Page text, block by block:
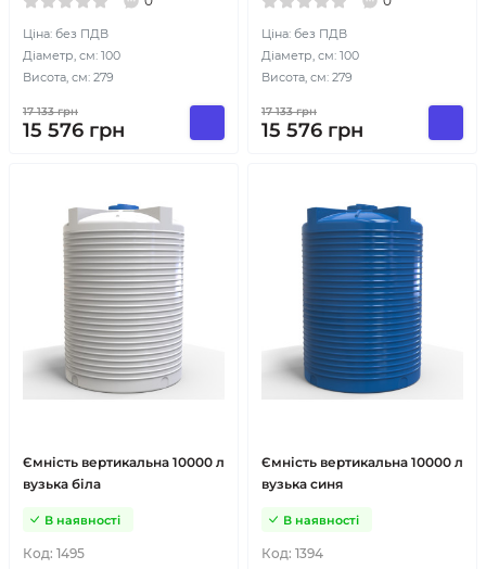
Ціна: без ПДВ
Діаметр, см: 100
Висота, см: 279
17 133грн
15 576 грн
Ціна: без ПДВ
Діаметр, см: 100
Висота, см: 279
17 133грн
15 576 грн
Ємність вертикальна 10000 л
вузька біла
Код: 1495
В наявності
Ємність вертикальна 10000 л
вузька синя
Код: 1394
В наявності